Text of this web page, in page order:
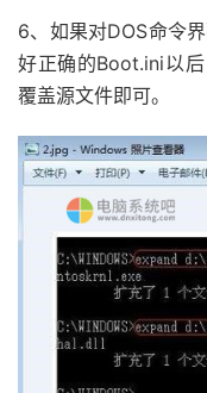
6、如果对DOS命令
好正确的Boot.ini以
覆盖源文件即可。